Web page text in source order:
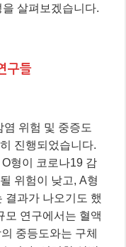
살펴보겠습니다.
구들
위험 및 중증도
진행되었습니다.
형이 코로나19 감
위험이 낮고, A형
결과가 나오기도 했
모 연구에서는 혈액
중등도와는 구체